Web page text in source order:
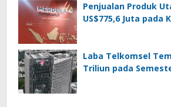
Penjualan Produk
US$775,6 Juta pada
Laba Telkomsel
Triliun pada